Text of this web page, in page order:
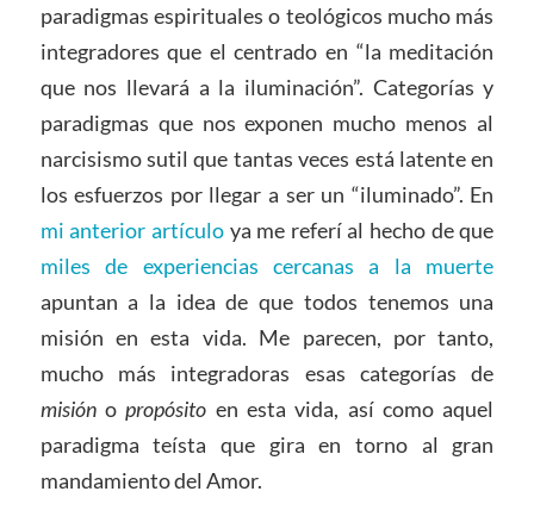
paradigmas espirituales o teológicos mucho más
integradores que el centrado en “la meditación
que nos llevará a la iluminación”. Categorías y
paradigmas que nos exponen mucho menos al
narcisismo sutil que tantas veces está latente en
los esfuerzos por llegar a ser un “iluminado”. En
mi anterior artículoya me referí al hecho de que
miles de experiencias cercanas a la muerte
apuntan a la idea de que todos tenemos una
misión en esta vida. Me parecen, por tanto,
mucho más integradoras esas categorías de
misiónopropósito en esta vida, así como aquel
paradigma teísta que gira en torno al gran
mandamiento del Amor.